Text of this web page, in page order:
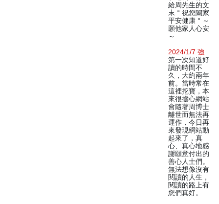
給周先生的文
末＂祝您闔家
平安健康＂～
願他家人心安
～
2024/1/7 強
第一次知道好
讀的時間不
久，大約兩年
前。當時常在
這裡挖寶，本
來很擔心網站
會隨著周博士
離世而無法再
運作，今日再
來發現網站動
起來了，真
心、真心地感
謝願意付出的
善心人士們。
無法想像沒有
閱讀的人生，
閱讀的路上有
您們真好。